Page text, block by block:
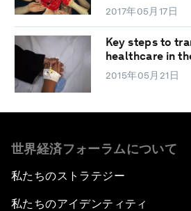
2017年05月17日
Key steps to
healthcare in
2015年05月21日
世界経済フォーラムについて
私たちのストラテジー
私たちのアイデンティティ